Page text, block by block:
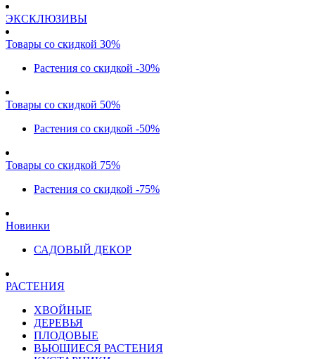
ЭКСКЛЮЗИВЫ
Товары со скидкой 30%
Растения со скидкой -30%
Товары со скидкой 50%
Растения со скидкой -50%
Товары со скидкой 75%
Растения со скидкой -75%
Новинки
САДОВЫЙ ДЕКОР
РАСТЕНИЯ
ХВОЙНЫЕ
ДЕРЕВЬЯ
ПЛОДОВЫЕ
ВЬЮЩИЕСЯ РАСТЕНИЯ